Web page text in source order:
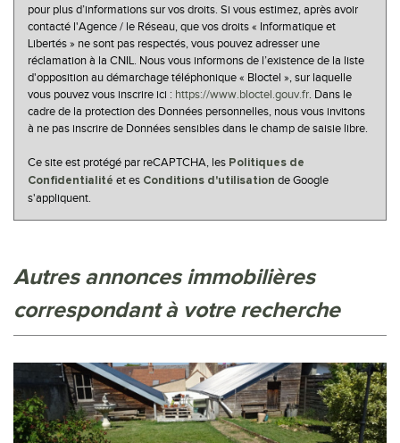
pour plus d’informations sur vos droits. Si vous estimez, après avoir
contacté l'Agence / le Réseau, que vos droits « Informatique et
Libertés » ne sont pas respectés, vous pouvez adresser une
réclamation à la CNIL. Nous vous informons de l’existence de la liste
d'opposition au démarchage téléphonique « Bloctel », sur laquelle
vous pouvez vous inscrire ici : https://www.bloctel.gouv.fr . Dans le
cadre de la protection des Données personnelles, nous vous invitons
à ne pas inscrire de Données sensibles dans le champ de saisie libre.
Ce site est protégé par reCAPTCHA, les Politiques de
Confidentialité et es Conditions d'utilisation de Google
s'appliquent.
autres annonces immobilières
correspondant à votre recherche